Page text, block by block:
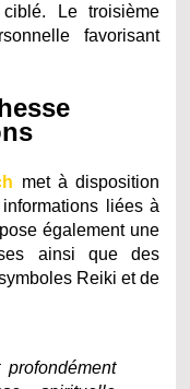
Le troisième
favorisant
met à disposition
liées à
également une
ainsi que des
Reiki et de